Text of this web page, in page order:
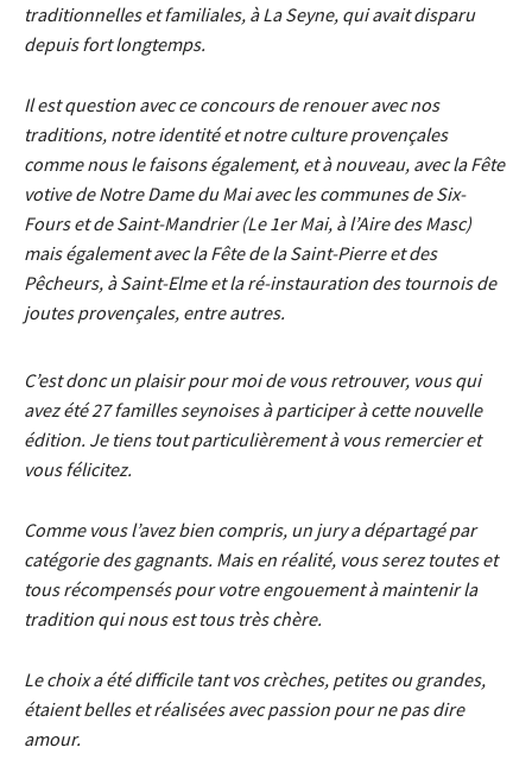
traditionnelles et familiales, à La Seyne, qui avait disparu
depuis fort longtemps.
Il est question avec ce concours de renouer avec nos
traditions, notre identité et notre culture provençales
comme nous le faisons également, et à nouveau, avec la Fête
votive de Notre Dame du Mai avec les communes de Six-
Fours et de Saint-Mandrier (Le 1er Mai, à l’Aire des Masc)
mais également avec la Fête de la Saint-Pierre et des
Pêcheurs, à Saint-Elme et la ré-instauration des tournois de
joutes provençales, entre autres.
C’est donc un plaisir pour moi de vous retrouver, vous qui
avez été 27 familles seynoises à participer à cette nouvelle
édition. Je tiens tout particulièrement à vous remercier et
vous félicitez.
Comme vous l’avez bien compris, un jury a départagé par
catégorie des gagnants. Mais en réalité, vous serez toutes et
tous récompensés pour votre engouement à maintenir la
tradition qui nous est tous très chère.
Le choix a été difficile tant vos crèches, petites ou grandes,
étaient belles et réalisées avec passion pour ne pas dire
amour.